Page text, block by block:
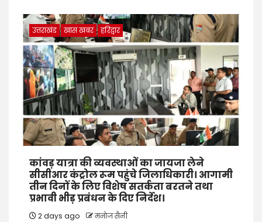
उत्तराखंड खास खबर हरिद्वार
कांवड़ यात्रा की व्यवस्थाओं का जायजा लेने
सीसीआर कंट्रोल रूम पहुंचे जिलाधिकारी। आगामी
तीन दिनों के लिए विशेष सतर्कता बरतने तथा
प्रभावी भीड़ प्रबंधन के दिए निर्देश।
2 days ago मनोज सैनी